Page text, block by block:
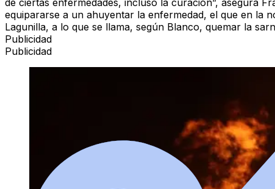
de ciertas enfermedades, incluso la curación”, asegura
equipararse a un ahuyentar la enfermedad, el que en la
Lagunilla, a lo que se llama, según Blanco, quemar la
Publicidad
Publicidad